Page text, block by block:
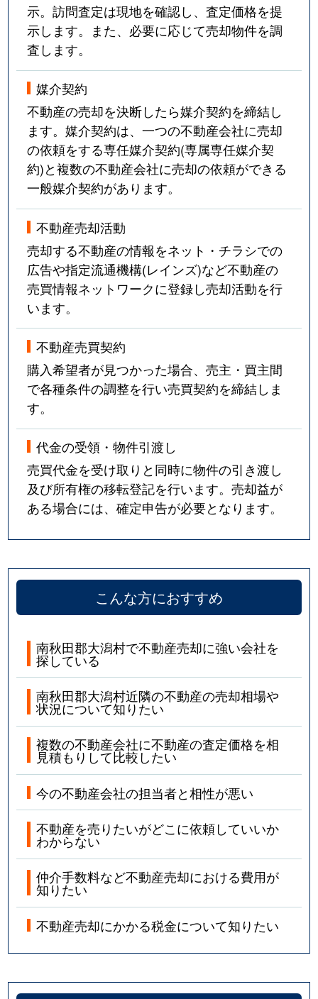
示。訪問査定は現地を確認し、査定価格を提
示します。また、必要に応じて売却物件を調
査します。
媒介契約
不動産の売却を決断したら媒介契約を締結し
ます。媒介契約は、一つの不動産会社に売却
の依頼をする専任媒介契約(専属専任媒介契
約)と複数の不動産会社に売却の依頼ができる
一般媒介契約があります。
不動産売却活動
売却する不動産の情報をネット・チラシでの
広告や指定流通機構(レインズ)など不動産の
売買情報ネットワークに登録し売却活動を行
います。
不動産売買契約
購入希望者が見つかった場合、売主・買主間
で各種条件の調整を行い売買契約を締結しま
す。
代金の受領・物件引渡し
売買代金を受け取りと同時に物件の引き渡し
及び所有権の移転登記を行います。売却益が
ある場合には、確定申告が必要となります。
こんな方におすすめ
南秋田郡大潟村で不動産売却に強い会社を
探している
南秋田郡大潟村近隣の不動産の売却相場や
状況について知りたい
複数の不動産会社に不動産の査定価格を相
見積もりして比較したい
今の不動産会社の担当者と相性が悪い
不動産を売りたいがどこに依頼していいか
わからない
仲介手数料など不動産売却における費用が
知りたい
不動産売却にかかる税金について知りたい